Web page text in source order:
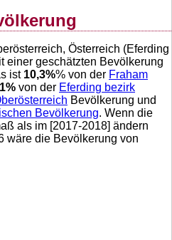
Österreich (Eferding
einer geschätzten Bevölkerung
ist 10,3%% von der Fraham
% von der Eferding bezirk
Bevölkerung und
Bevölkerung. Wenn die
als im [2017-2018] ändern
wäre die Bevölkerung von